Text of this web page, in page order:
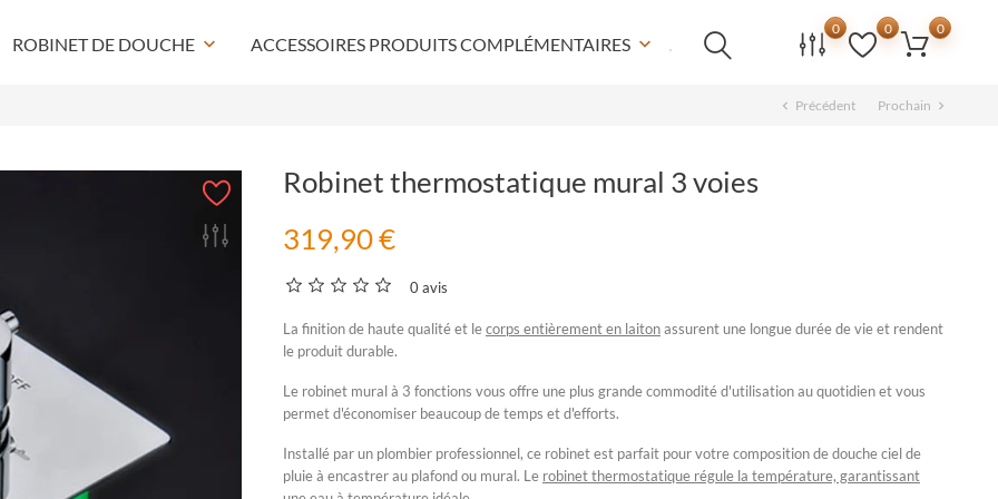
ROBINET DE DOUCHE keyboard_arrow_down ACCESSOIRES PRODUITS COMPLÉMENTAIRES keyboard_arrow_down
0
0
0
chevron_left Précédent Prochain chevron_right
Robinet thermostatique mural 3 voies
319,90 €
0 avis
La finition de haute qualité et lecorps entièrement en laitonassurent une longue durée de vie et rendent
le produit durable.
Le robinet mural à 3 fonctions vous offre une plus grande commodité d'utilisation au quotidien et vous
permet d'économiser beaucoup de temps et d'efforts.
Installé par un plombier professionnel, ce robinetest parfait pour votrecomposition de douche ciel de
pluieà encastrer au plafond ou mural. Le robinet thermostatique régule la température, garantissant